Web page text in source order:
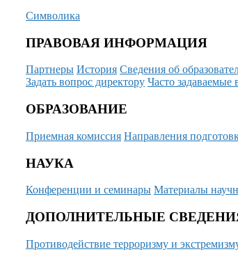
Символика
ПРАВОВАЯ ИНФОРМАЦИЯ
Партнеры История Сведения об
Задать вопрос директору Часто задаваемые
ОБРАЗОВАНИЕ
Приемная комиссия Направления
НАУКА
Конференции и семинары Материалы
ДОПОЛНИТЕЛЬНЫЕ
Противодействие терроризму и